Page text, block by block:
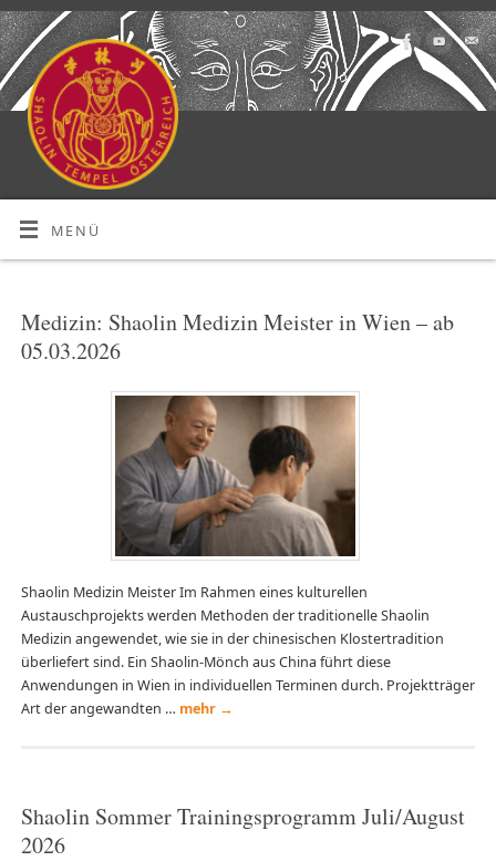
MENÜ
Medizin: Shaolin Medizin Meister in Wien – ab
05.03.2026
Shaolin Medizin Meister Im Rahmen eines kulturellen
Austauschprojekts werden Methoden der traditionelle Shaolin
Medizin angewendet, wie sie in der chinesischen Klostertradition
überliefert sind. Ein Shaolin-Mönch aus China führt diese
Anwendungen in Wien in individuellen Terminen durch. Projektträger
Art der angewandten … mehr →
Shaolin Sommer Trainingsprogramm Juli/August
2026